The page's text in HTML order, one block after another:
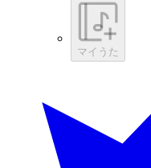
マイうた